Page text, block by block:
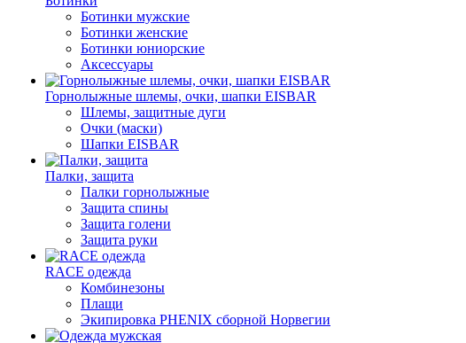
Ботинки мужские
Ботинки женские
Ботинки юниорские
Аксессуары
Горнолыжные шлемы, очки, шапки EISBAR
Шлемы, защитные дуги
Очки (маски)
Шапки EISBAR
Палки, защита
Палки горнолыжные
Защита спины
Защита голени
Защита руки
RACE одежда
Комбинезоны
Плащи
Экипировка PHENIX сборной Норвегии